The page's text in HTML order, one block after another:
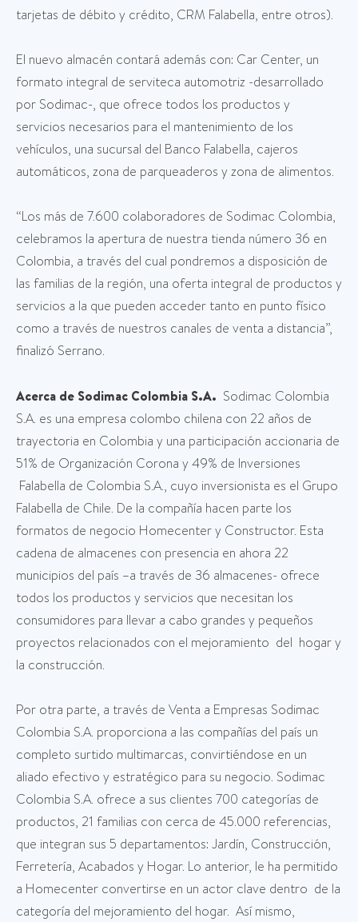
tarjetas de débito y crédito, CRM Falabella, entre otros).
El nuevo almacén contará además con: Car Center, un
formato integral de serviteca automotriz -desarrollado
por Sodimac-, que ofrece todos los productos y
servicios necesarios para el mantenimiento de los
vehículos, una sucursal del Banco Falabella, cajeros
automáticos, zona de parqueaderos y zona de alimentos.
“Los más de 7.600 colaboradores de Sodimac Colombia,
celebramos la apertura de nuestra tienda número 36 en
Colombia, a través del cual pondremos a disposición de
las familias de la región, una oferta integral de productos y
servicios a la que pueden acceder tanto en punto físico
como a través de nuestros canales de venta a distancia”,
finalizó Serrano.
Acerca de Sodimac Colombia S.A. Sodimac Colombia
S.A. es una empresa colombo chilena con 22 años de
trayectoria en Colombia y una participación accionaria de
51% de Organización Corona y 49% de Inversiones
Falabella de Colombia S.A., cuyo inversionista es el Grupo
Falabella de Chile. De la compañía hacen parte los
formatos de negocio Homecenter y Constructor. Esta
cadena de almacenes con presencia en ahora 22
municipios del país –a través de 36 almacenes- ofrece
todos los productos y servicios que necesitan los
consumidores para llevar a cabo grandes y pequeños
proyectos relacionados con el mejoramiento del hogar y
la construcción.
Por otra parte, a través de Venta a Empresas Sodimac
Colombia S.A. proporciona a las compañías del país un
completo surtido multimarcas, convirtiéndose en un
aliado efectivo y estratégico para su negocio. Sodimac
Colombia S.A. ofrece a sus clientes 700 categorías de
productos, 21 familias con cerca de 45.000 referencias,
que integran sus 5 departamentos: Jardín, Construcción,
Ferretería, Acabados y Hogar. Lo anterior, le ha permitido
a Homecenter convertirse en un actor clave dentro de la
categoría del mejoramiento del hogar. Así mismo,